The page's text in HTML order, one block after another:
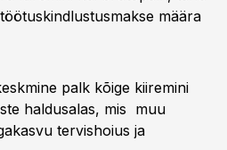
määra
palk kõige kiiremini
haldusalas, mis muu
tervishoius ja